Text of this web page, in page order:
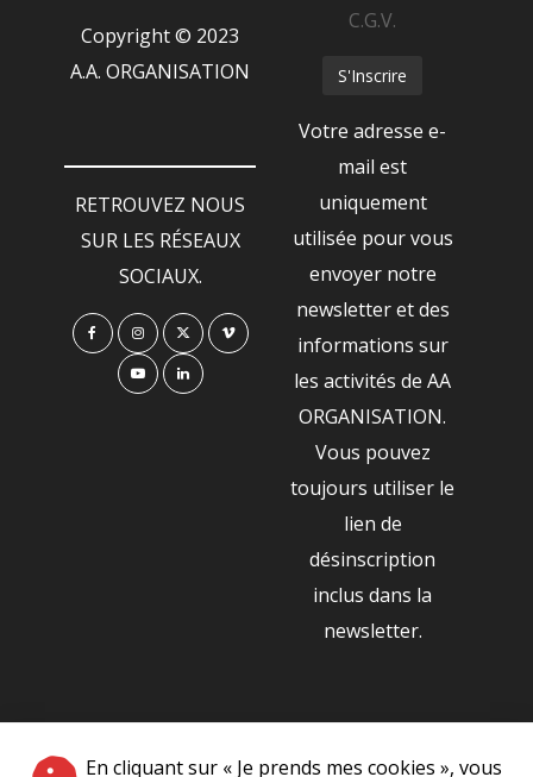
En cliquant sur « Je prends mes cookies », vous
Copyright © 2023
A.A. ORGANISATION
RETROUVEZ NOUS
SUR LES RÉSEAUX
SOCIAUX.
C.G.V.
Votre adresse e-
mail est
uniquement
utilisée pour vous
envoyer notre
newsletter et des
informations sur
les activités de AA
ORGANISATION.
Vous pouvez
toujours utiliser le
lien de
désinscription
inclus dans la
newsletter.
NOS PARTENAIRES